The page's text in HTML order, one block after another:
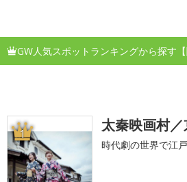
GW人気スポットランキングから探す【
1 太秦映画村
時代劇の世界で江